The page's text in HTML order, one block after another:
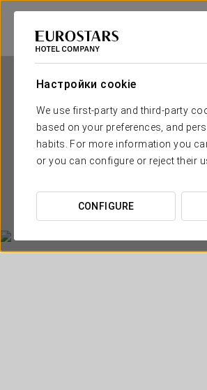
Настройки cookie
We use first-party and third-party
based on your preferences, and
habits. For more information you
or you can configure or reject their
CONFIGURE